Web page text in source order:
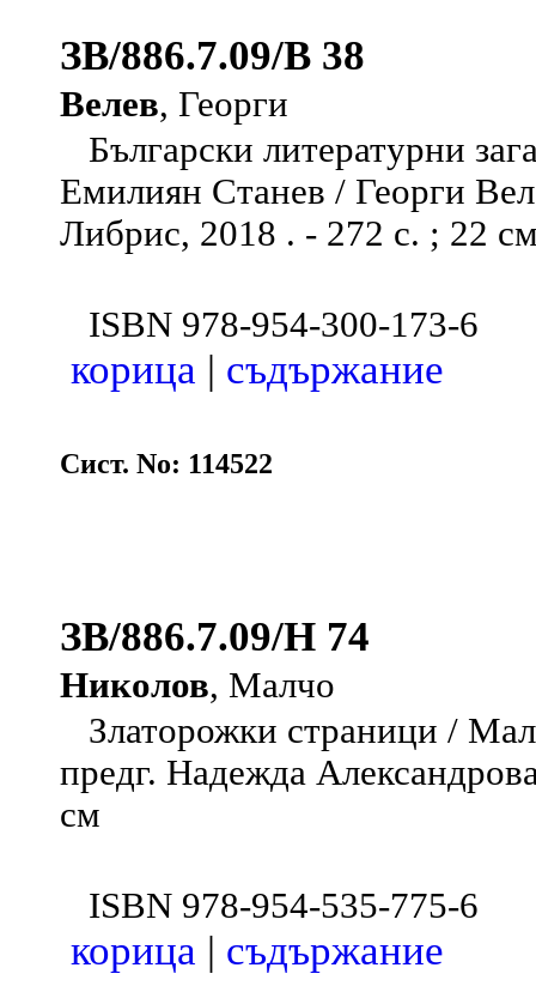
ЗВ/886.7.09/В 38
Велев, Георги
Български литературни
Емилиян Станев / Георги
Либрис, 2018 . - 272 с. ; 22
ISBN 978-954-300-173-6
корица | съдържание
Сист. No: 114522
ЗВ/886.7.09/Н 74
Николов, Малчо
Златорожки страници /
предг. Надежда
см
ISBN 978-954-535-775-6
корица | съдържание